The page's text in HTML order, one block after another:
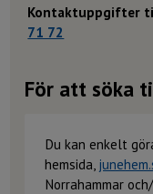
Kontaktuppgifter
71 72
För att söka
Du kan enkelt
hemsida,
Norrahammar